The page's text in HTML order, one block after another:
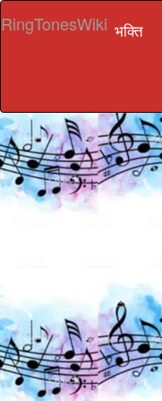
RingTonesWiki भक्ति